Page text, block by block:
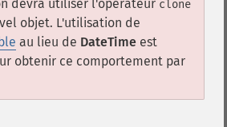
devra utiliser l'opérateur clone
objet. L'utilisation de
au lieu de DateTime est
obtenir ce comportement par